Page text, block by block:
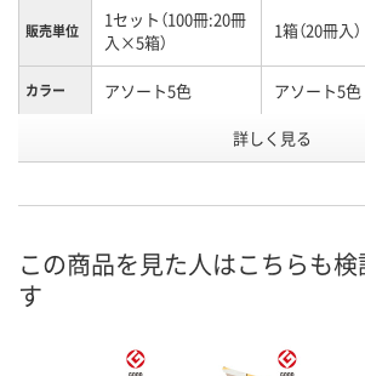
販売単位
1セット（100冊:20冊
入×5箱）
1箱（20冊入）
カラー アソート5色 アソート5色
EJ05669
8月8日（土）
カゴへ
詳しく見る
この商品を見た人はこちらも
す